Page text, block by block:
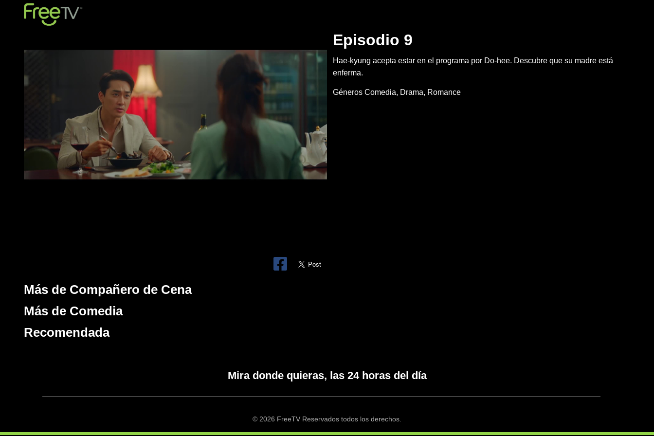
Episodio 9
Hae-kyung acepta estar en el programa por Do-hee. Descubre que su madre está
enferma.
Géneros Comedia Drama Romance
Más de Compañero de Cena
Más de Comedia
Recomendada
Mira donde quieras, las 24 horas del día
© 2026 FreeTV Reservados todos los derechos.